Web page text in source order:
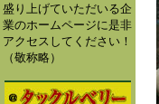
盛り上げていただいる企
業のホームページに是非
アクセスしてください！
（敬称略）